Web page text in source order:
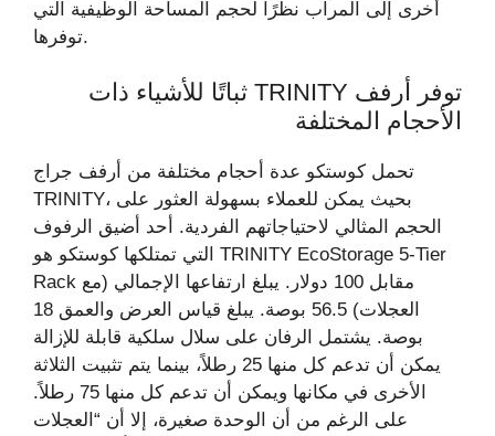
أخرى إلى المرآب نظرًا لحجم المساحة الوظيفية التي
توفرها.
توفر أرفف TRINITY ثباتًا للأشياء ذات
الأحجام المختلفة
تحمل كوستكو عدة أحجام مختلفة من أرفف جراج
TRINITY، بحيث يمكن للعملاء بسهولة العثور على
الحجم المثالي لاحتياجاتهم الفردية. أحد أضيق الرفوف
التي تمتلكها كوستكو هو TRINITY EcoStorage 5-Tier
Rack مقابل 100 دولار. يبلغ ارتفاعها الإجمالي (مع
العجلات) 56.5 بوصة. يبلغ قياس العرض والعمق 18
بوصة. يشتمل الرفان على سلال سلكية قابلة للإزالة
يمكن أن تدعم كل منها 25 رطلاً، بينما يتم تثبيت الثلاثة
الأخرى في مكانها ويمكن أن تدعم كل منها 75 رطلاً.
على الرغم من أن الوحدة صغيرة، إلا أن “العجلات